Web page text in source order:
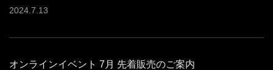
2024 7 13
オンラインイベント 7月 先着販売のご案内